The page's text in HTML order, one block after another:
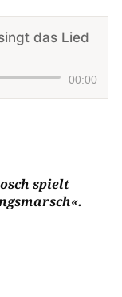
das Lied
00:00
spielt